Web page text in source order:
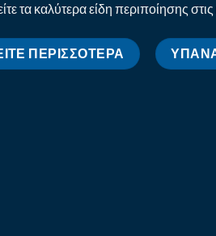
τα καλύτερα είδη περιποίησης
ΠΕΡΙΣΣΌΤΕΡΑ